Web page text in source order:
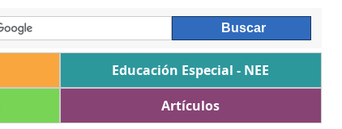
Educación Especial - NEE
Artículos